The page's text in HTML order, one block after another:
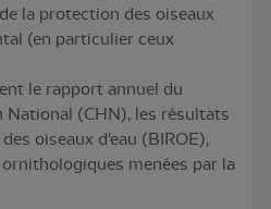
la protection des oiseaux
(en particulier ceux
le rapport annuel du
(CHN), les résultats
oiseaux d'eau (BIROE),
menées par la